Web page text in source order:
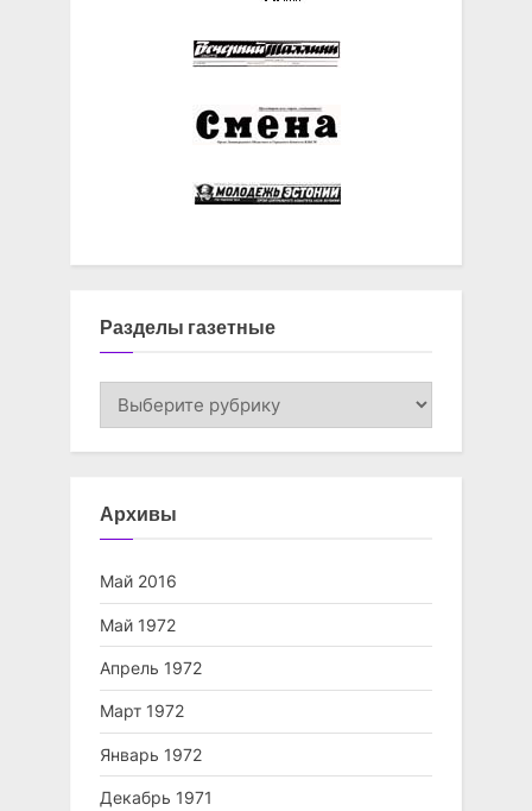
Разделы газетные
Разделы
Архивы
Май 2016
Май 1972
Апрель 1972
Март 1972
Январь 1972
Декабрь 1971